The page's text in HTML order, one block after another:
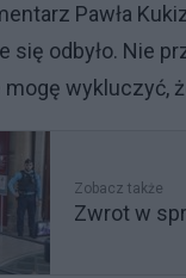
Pawła
się odbyło. Nie
wykluczyć,
Zobacz także
Zwrot w